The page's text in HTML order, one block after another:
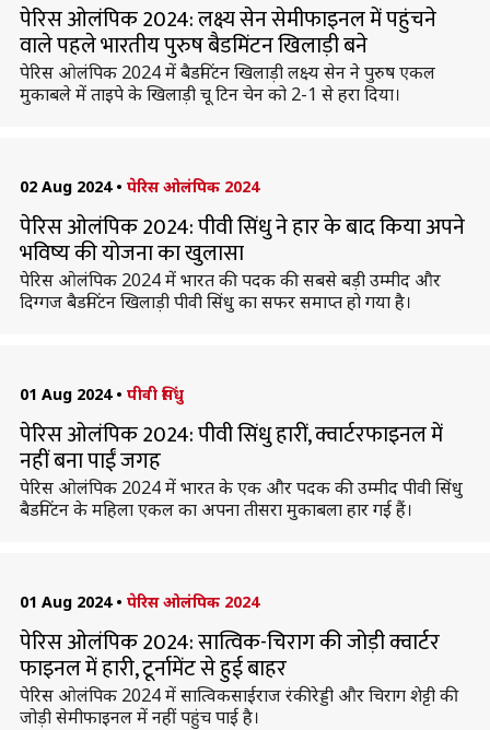
पेरिस ओलंपिक 2024: लक्ष्य सेन सेमीफाइनल में पहुंचने
वाले पहले भारतीय पुरुष बैडमिंटन खिलाड़ी बने
पेरिस ओलंपिक 2024 में बैडमिंटन खिलाड़ी लक्ष्य सेन ने पुरुष एकल
मुकाबले में ताइपे के खिलाड़ी चू टिन चेन को 2-1 से हरा दिया।
02 Aug 2024 • पेरिस ओलंपिक 2024
पेरिस ओलंपिक 2024: पीवी सिंधु ने हार के बाद किया अपने
भविष्य की योजना का खुलासा
पेरिस ओलंपिक 2024 में भारत की पदक की सबसे बड़ी उम्मीद और
दिग्गज बैडमिंटन खिलाड़ी पीवी सिंधु का सफर समाप्त हो गया है।
01 Aug 2024 • पीवी सिंधु
पेरिस ओलंपिक 2024: पीवी सिंधु हारीं, क्वार्टरफाइनल में
नहीं बना पाईं जगह
पेरिस ओलंपिक 2024 में भारत के एक और पदक की उम्मीद पीवी सिंधु
बैडमिंटन के महिला एकल का अपना तीसरा मुकाबला हार गई हैं।
01 Aug 2024 • पेरिस ओलंपिक 2024
पेरिस ओलंपिक 2024: सात्विक-चिराग की जोड़ी क्वार्टर
फाइनल में हारी, टूर्नामेंट से हुई बाहर
पेरिस ओलंपिक 2024 में सात्विकसाईराज रंकीरेड्डी और चिराग शेट्टी की
जोड़ी सेमीफाइनल में नहीं पहुंच पाई है।